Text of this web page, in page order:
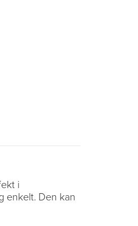
i
enkelt. Den kan